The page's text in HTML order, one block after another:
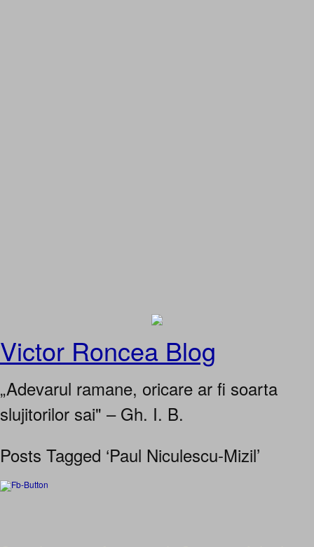
Victor Roncea Blog
„Adevarul ramane, oricare ar fi soarta
slujitorilor sai" – Gh. I. B.
Posts Tagged ‘Paul Niculescu-Mizil’